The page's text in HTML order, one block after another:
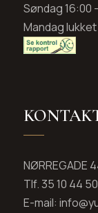
Søndag 16:00
Mandag lukket
NØRREGADE
Tlf. 35 10 44 50
E-mail: